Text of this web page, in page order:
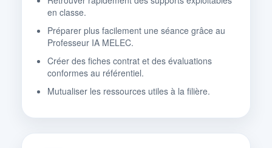
en classe.
Préparer plus facilement une séance grâce au
Professeur IA MELEC.
Créer des fiches contrat et des évaluations
conformes au référentiel.
Mutualiser les ressources utiles à la filière.